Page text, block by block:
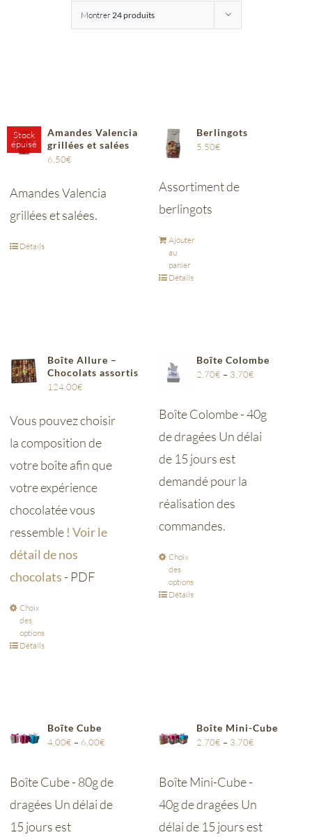
Montrer24 produits
Stock
épuisé
Amandes Valencia
grillées et salées
6,50€
Amandes Valencia
grillées et salées.
Détails
Berlingots
5,50€
Assortiment de
berlingots
Ajouter
au
panier
Détails
Boîte Allure –
Chocolats assortis
124,00€
Vous pouvez choisir
la composition de
votre boîte afin que
votre expérience
chocolatée vous
ressemble !Voir le
détail de nos
chocolats - PDF
Choix
des
options
Détails
Boîte Colombe
2,70€ – 3,70€
Boîte Colombe - 40g
de dragées Un délai
de 15 jours est
demandé pour la
réalisation des
commandes.
Choix
des
options
Détails
Boîte Cube
4,00€ – 6,00€
Boîte Cube - 80g de
dragées Un délai de
15 jours est
Boîte Mini-Cube
2,70€ – 3,70€
Boîte Mini-Cube -
40g de dragées Un
délai de 15 jours est